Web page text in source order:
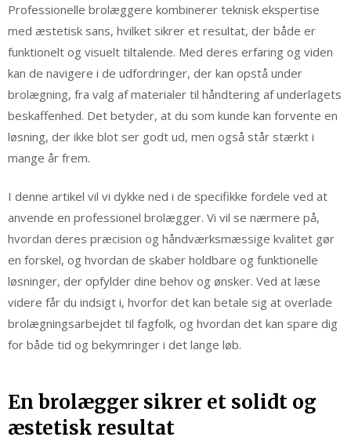
Professionelle brolæggere kombinerer teknisk ekspertise
med æstetisk sans, hvilket sikrer et resultat, der både er
funktionelt og visuelt tiltalende. Med deres erfaring og viden
kan de navigere i de udfordringer, der kan opstå under
brolægning, fra valg af materialer til håndtering af underlagets
beskaffenhed. Det betyder, at du som kunde kan forvente en
løsning, der ikke blot ser godt ud, men også står stærkt i
mange år frem.
I denne artikel vil vi dykke ned i de specifikke fordele ved at
anvende en professionel brolægger. Vi vil se nærmere på,
hvordan deres præcision og håndværksmæssige kvalitet gør
en forskel, og hvordan de skaber holdbare og funktionelle
løsninger, der opfylder dine behov og ønsker. Ved at læse
videre får du indsigt i, hvorfor det kan betale sig at overlade
brolægningsarbejdet til fagfolk, og hvordan det kan spare dig
for både tid og bekymringer i det lange løb.
En brolægger sikrer et solidt og
æstetisk resultat